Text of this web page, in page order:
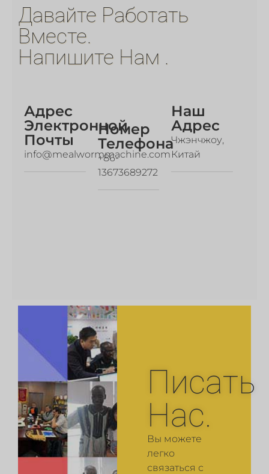
Давайте Работать
Вместе.
Напишите Нам .
Адрес
Электронной
Почты
info@mealwormmachine.com
Номер
Телефона
+86-
13673689272
Наш
Адрес
Чжэнчжоу,
Китай
Писать
Нас.
Вы можете
легко
связаться с